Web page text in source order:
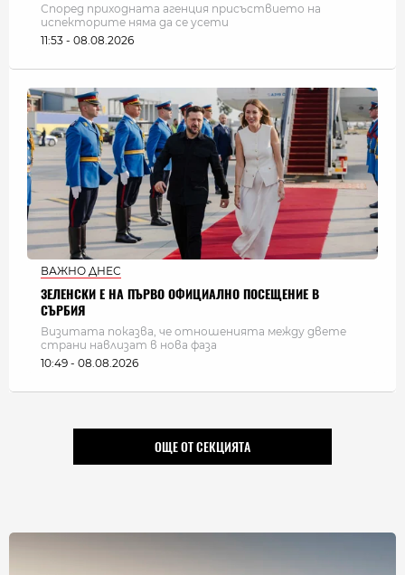
Според приходната агенция присъствието на
испекторите няма да се усети
11:53 - 08.08.2026
ВАЖНО ДНЕС
ЗЕЛЕНСКИ Е НА ПЪРВО ОФИЦИАЛНО ПОСЕЩЕНИЕ В
СЪРБИЯ
Визитата показва, че отношенията между двете
страни навлизат в нова фаза
10:49 - 08.08.2026
ОЩЕ ОТ СЕКЦИЯТА